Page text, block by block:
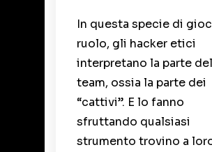
In questa specie di
ruolo, gli hacker etici
interpretano la parte
team, ossia la parte dei
“cattivi”. E lo fanno
sfruttando qualsiasi
strumento trovino a